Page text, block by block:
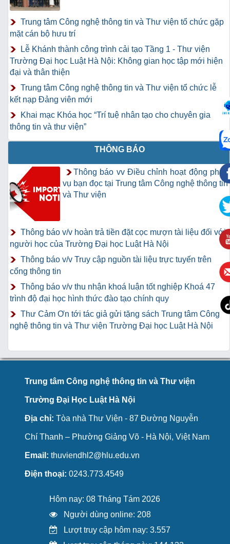
Trung tâm Công nghệ thông tin và Thư viện tổ chức gặp
mặt cán bộ hưu trí
Lễ Khánh thành công trình cải tạo Tầng 1 - Thư viện
Trường Đại học Luật Hà Nội: Không gian học tập mới hiện
đại và thân thiện
Trung tâm Công nghệ thông tin và Thư viện tổ chức lễ
kết nạp Đảng viên mới
Khai mạc Khóa học “Trí tuệ nhân tạo cho chuyên gia
thông tin và thư viện”
THÔNG BÁO
Thông báo vv Điều chỉnh hoạt động phục
vụ bạn đọc tại Trung tâm Công nghệ thông tin
và Thư viện
Thông báo v/v hoàn trả tiền đặt cọc mượn tài liệu đối với
người học của Trường Đại học Luật Hà Nội
Thông báo v/v Truy cập nguồn tài liệu trực tuyến trên
cổng thông tin
Thông báo v/v thu nhận khoá luận tốt nghiệp Khoá 47
trình độ đại học hình thức đào tạo chính quy
Thư Cảm Ơn tới tác giả gửi tặng sách Trung tâm Công
nghệ thông tin và Thư viện Trường Đại học Luật Hà Nội
Trung tâm Công nghệ thông tin và Thư viện
Trường Đại Học Luật Hà Nội
Địa chỉ: Tòa nhà Thư Viện - 87 Đường Nguyễn
Chí Thanh – Phường Giảng Võ - Hà Nội, Việt Nam
Email: thuviendhl2@hlu.edu.vn
Điện thoại: 0243.773.4549
Hôm nay: 08 Tháng Tám 2026
Người dùng online: 208
Lượt truy cập hôm nay: 3.557